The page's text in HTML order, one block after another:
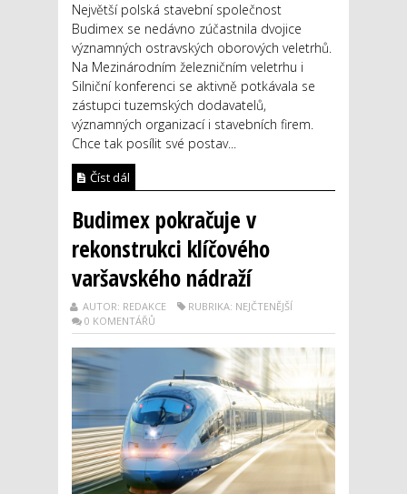
Největší polská stavební společnost
Budimex se nedávno zúčastnila dvojice
významných ostravských oborových veletrhů.
Na Mezinárodním železničním veletrhu i
Silniční konferenci se aktivně potkávala se
zástupci tuzemských dodavatelů,
významných organizací i stavebních firem.
Chce tak posílit své postav...
Číst dál
Budimex pokračuje v
rekonstrukci klíčového
varšavského nádraží
AUTOR: REDAKCE
RUBRIKA: NEJČTENĚJŠÍ
0 KOMENTÁŘŮ